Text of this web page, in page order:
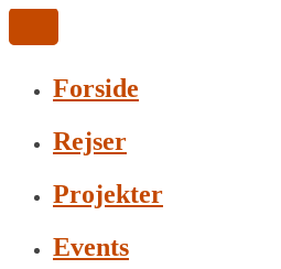
Forside
Rejser
Projekter
Events